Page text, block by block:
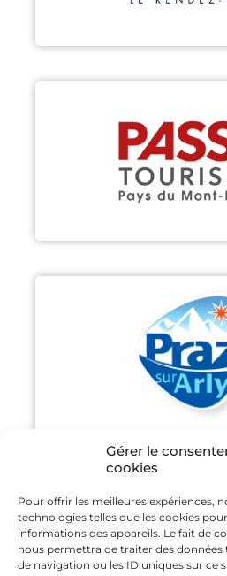
Gérer le
cookies
Pour offrir les meilleures expériences,
technologies telles que les cookies
informations des appareils. Le fait de
nous permettra de traiter des
de navigation ou les ID uniques sur ce
PASSY
Découvrir
PRAZ-SUR-
Découvrir
SAINT GERVAIS
Découvrir